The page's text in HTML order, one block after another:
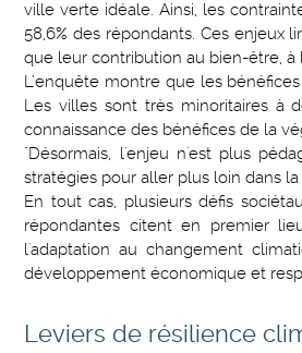
ville verte idéale. Ainsi, les
58,6% des répondants. Ces enjeux
que leur contribution au bien-être, à
L’enquête montre que les
Les villes sont très minoritaires à
connaissance des bénéfices de la
"Désormais, l'enjeu n'est plus
stratégies pour aller plus loin dans
En tout cas, plusieurs défis
répondantes citent en premier
l'adaptation au changement
développement économique et
Leviers de résilience